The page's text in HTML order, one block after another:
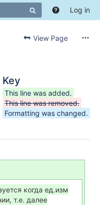
Log in
View Page
Key
This line was added.
This line was removed.
Formatting was changed.
когда ед.изм
т.е. далее